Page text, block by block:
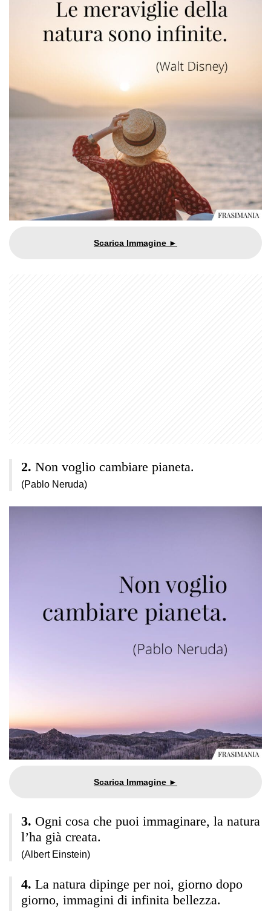
Non voglio cambiare pianeta.
(Pablo Neruda)
Ogni cosa che puoi immaginare, la natura
l’ha già creata.
(Albert Einstein)
La natura dipinge per noi, giorno dopo
giorno, immagini di infinita bellezza.